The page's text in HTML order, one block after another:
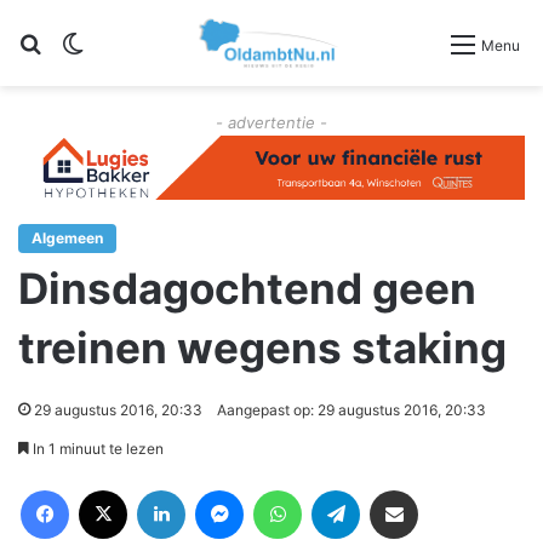
Zoeken Menu
- advertentie -
Algemeen
Dinsdagochtend geen
treinen wegens staking
29 augustus 2016, 20:33 Aangepast op: 29 augustus 2016, 20:33
In 1 minuut te lezen